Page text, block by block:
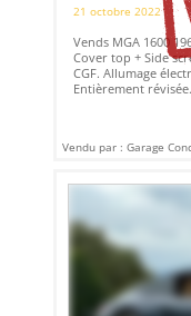
21 octobre 2022
Vends MGA 1600
Cover top + Side
CGF. Allumage
Entièrement révisée.
Vendu par : Garage